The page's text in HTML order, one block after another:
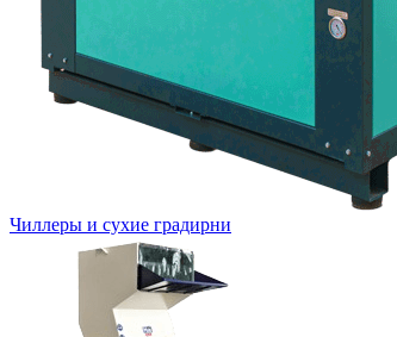
Чиллеры и сухие градирни